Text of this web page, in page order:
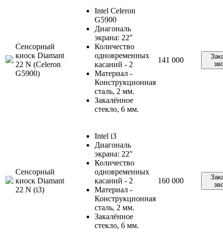
Сенсорный
киоск Diamant
22 N (Celeron
G5900)
Intel Celeron
G5900
Диагональ
экрана: 22"
Количество
одновременных
касаний - 2
Материал -
Конструкционная
сталь, 2 мм.
Закалённое
стекло, 6 мм.
141 000
Сенсорный
киоск Diamant
22 N (i3)
Intel i3
Диагональ
экрана: 22"
Количество
одновременных
касаний - 2
Материал -
Конструкционная
сталь, 2 мм.
Закалённое
стекло, 6 мм.
160 000